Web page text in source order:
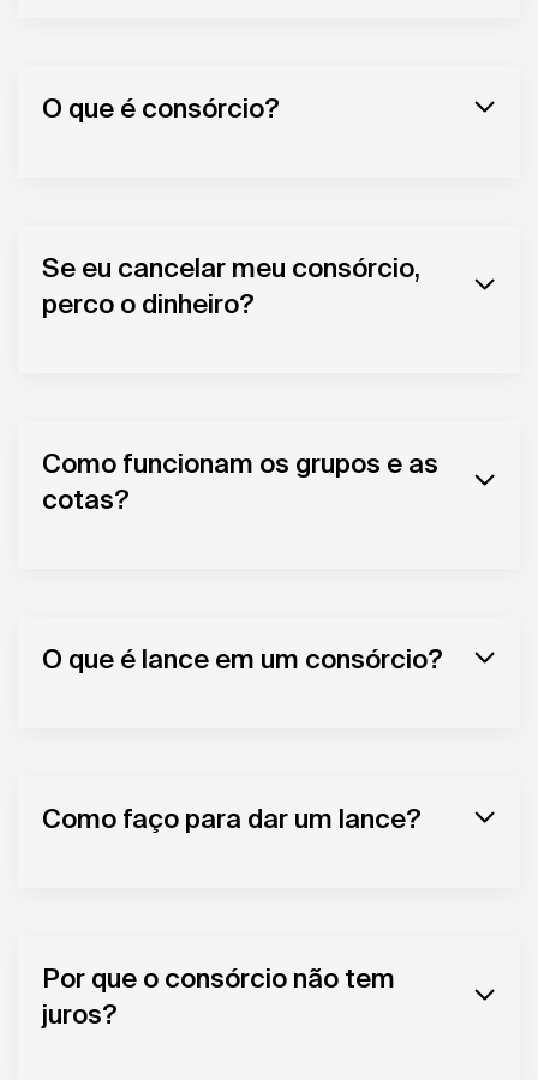
O que é consórcio?
Se eu cancelar meu consórcio,
perco o dinheiro?
Como funcionam os grupos e as
cotas?
O que é lance em um consórcio?
Como faço para dar um lance?
Por que o consórcio não tem
juros?